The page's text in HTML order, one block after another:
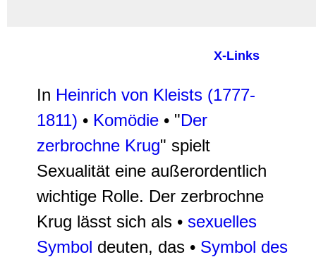
X-Links
In Heinrich von Kleists (1777-
1811) • Komödie • "Der
zerbrochne Krug" spielt
Sexualität eine außerordentlich
wichtige Rolle. Der zerbrochne
Krug lässt sich als • sexuelles
Symbol deuten, das • Symbol des